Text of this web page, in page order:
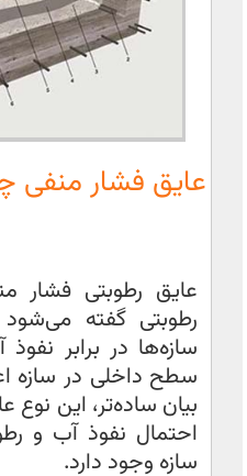
عایق فشار
عایق رطوبتی فشار
رطوبتی گفته
سازه‌ها در برابر
سطح داخلی در سازه
بیان ساده‌تر، این نوع
احتمال نفوذ آب و
سازه وجود دارد.